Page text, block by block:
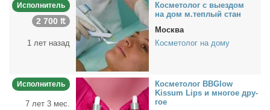
Исполнитель
2 700 ₶
1 лет назад
Кос­ме­то­лог с вы­ез­дом
на дом м.теп­лый стан
Москва
Косметолог на дому
Исполнитель
7 лет 3 мес.
Кос­ме­то­лог BBGlow
Kissum Lips и мно­гое дру­
гое